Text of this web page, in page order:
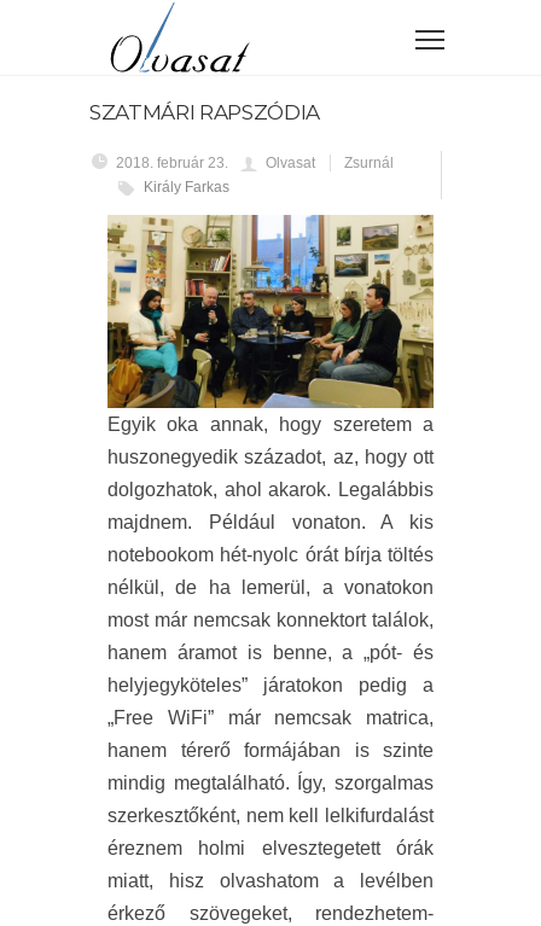
SZATMÁRI RAPSZÓDIA
2018. február 23. Olvasat
Zsurnál
Király Farkas
Egyik oka annak, hogy szeretem a
huszonegyedik századot, az, hogy ott
dolgozhatok, ahol akarok. Legalábbis
majdnem. Például vonaton. A kis
notebookom hét-nyolc órát bírja töltés
nélkül, de ha lemerül, a vonatokon
most már nemcsak konnektort találok,
hanem áramot is benne, a „pót- és
helyjegyköteles” járatokon pedig a
„Free WiFi” már nemcsak matrica,
hanem térerő formájában is szinte
mindig megtalálható. Így, szorgalmas
szerkesztőként, nem kell lelkifurdalást
éreznem holmi elvesztegetett órák
miatt, hisz olvashatom a levélben
érkező szövegeket, rendezhetem-